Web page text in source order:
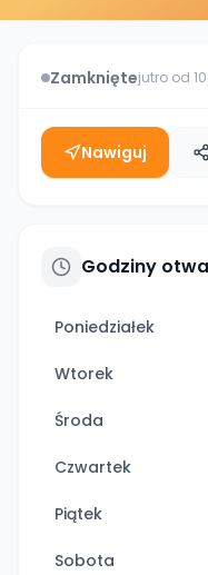
Zamkniętejutro od
Nawiguj
Godziny
Poniedziałek
Wtorek
Środa
Czwartek
Piątek
Sobota